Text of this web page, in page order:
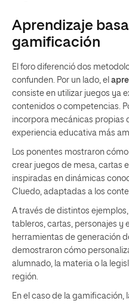
Aprendizaje
gamificación
El foro diferenció dos
confunden. Por un lado, el
consiste en utilizar juegos ya
contenidos o competencias.
incorpora mecánicas propias
experiencia educativa más
Los ponentes mostraron
crear juegos de mesa, cartas
inspiradas en dinámicas
Cluedo, adaptadas a los
A través de distintos
tableros, cartas, personajes y
herramientas de generación
demostraron cómo
alumnado, la materia o la
región.
En el caso de la